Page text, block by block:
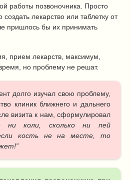
работы позвоночника. Просто
лекарство или таблетку от
пришлось бы их принимать
прием лекарств, максимум,
но проблему не решат.
долго изучал свою проблему,
клиник ближнего и дальнего
визита к нам, сформулировал
ни коли, сколько ни пей
кость не на месте, то